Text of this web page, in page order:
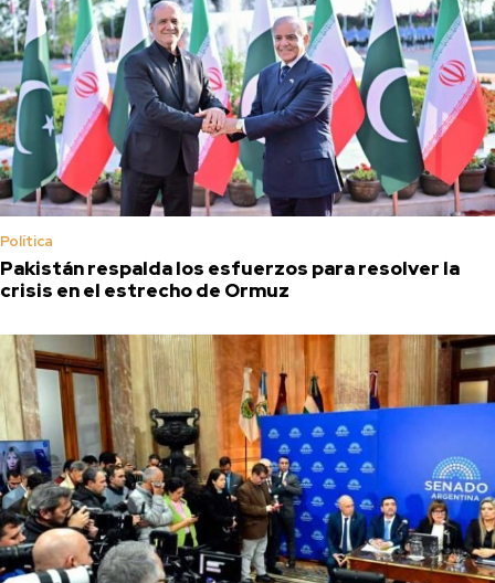
Política
Pakistán respalda los esfuerzos para resolver la
crisis en el estrecho de Ormuz